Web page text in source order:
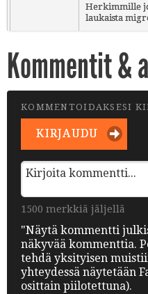
Herkimmille
laukaista
Kommentit &
KOMMENTOIDAKSESI
KIRJAUDU
1500 merkkiä jäljellä
"Näytä kommentti
näkyvää kommenttia.
tehdä yksityisen
yhteydessä näytetään
osittain piilotettuna).